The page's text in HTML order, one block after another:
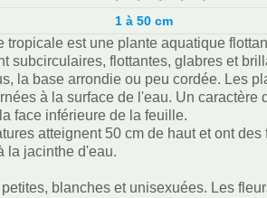
1 à 50 cm
tropicale est une plante aquatique
subcirculaires, flottantes, glabres et
la base arrondie ou peu cordée. Les
à la surface de l'eau. Un
face inférieure de la feuille.
atteignent 50 cm de haut et ont
la jacinthe d'eau.
petites, blanches et unisexuées. Les